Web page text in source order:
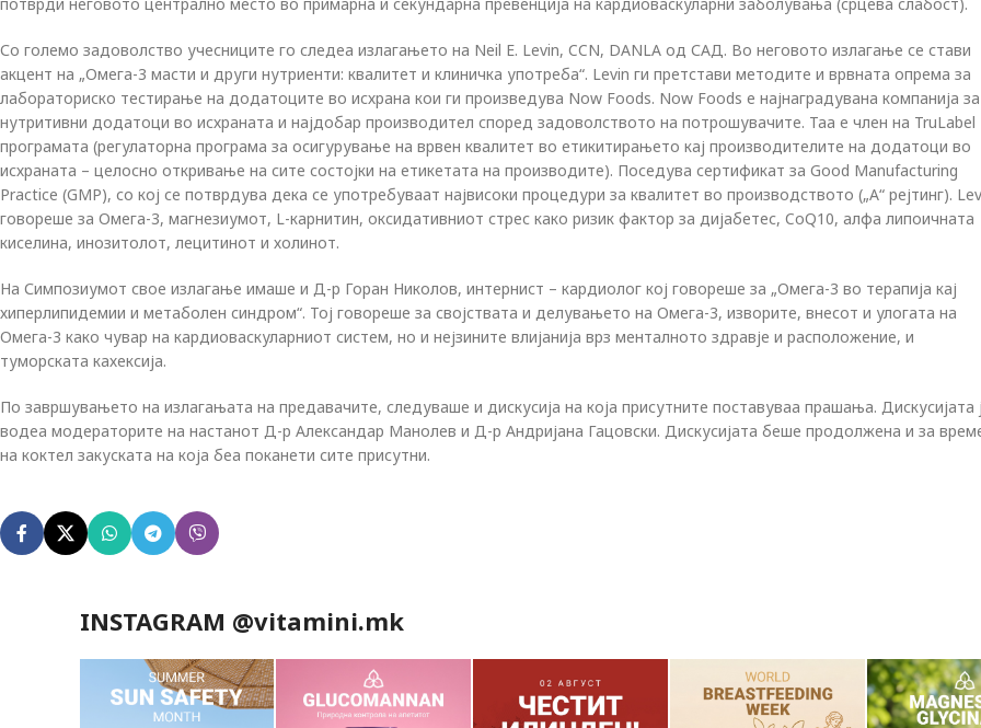
Со големо задоволство учесниците го следеа излагањето на Neil E. Levin, CCN, DANLA од САД. Во неговото излагање се стави
акцент на „Омега-3 масти и други нутриенти: квалитет и клиничка употреба“. Levin ги претстави методите и врвната опрема за
лабораториско тестирање на додатоците во исхрана кои ги произведува Now Foods. Now Foods е најнаградувана компанија за
нутритивни додатоци во исхраната и најдобар производител според задоволството на потрошувачите. Таа е член на TruLabel
програмата (регулаторна програма за осигурување на врвен квалитет во етикитирањето кај производителите на додатоци во
исхраната – целосно откривање на сите состојки на етикетата на производите). Поседува сертификат за Good Manufacturing
Practice (GMP), со кој се потврдува дека се употребуваат највисоки процедури за квалитет во производството („А“ рејтинг).
говореше за Омега-3, магнезиумот, L-карнитин, оксидативниот стрес како ризик фактор за дијабетес, CoQ10, алфа липоичната
киселина, инозитолот, лецитинот и холинот.
На Симпозиумот свое излагање имаше и Д-р Горан Николов, интернист – кардиолог кој говореше за „Омега-3 во терапија кај
хиперлипидемии и метаболен синдром“. Тој говореше за својствата и делувањето на Омега-3, изворите, внесот и улогата на
Омега-3 како чувар на кардиоваскуларниот систем, но и нејзините влијанија врз менталното здравје и расположение, и
туморската кахексија.
По завршувањето на излагањата на предавачите, следуваше и дискусија на која присутните поставуваа прашања. Дискусијата
водеа модераторите на настанот Д-р Александар Манолев и Д-р Андријана Гацовски. Дискусијата беше продолжена и за
на коктел закуската на која беа поканети сите присутни.
INSTAGRAM @vitamini.mk